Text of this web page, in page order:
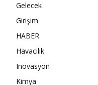
Gelecek
Girişim
HABER
Havacılık
Inovasyon
Kimya